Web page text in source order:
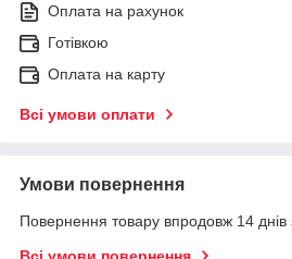
Оплата на рахунок
Готівкою
Оплата на карту
Всі умови оплати
Умови повернення
Повернення товару впродовж 14 днів
Всі умови повернення